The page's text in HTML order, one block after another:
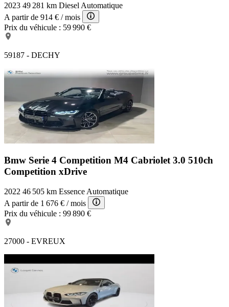
2023 49 281 km Diesel Automatique
A partir de 914 € / mois
Prix du véhicule : 59 990 €
59187 - DECHY
Bmw Serie 4 Competition M4 Cabriolet 3.0 510ch
Competition xDrive
2022 46 505 km Essence Automatique
A partir de 1 676 € / mois
Prix du véhicule : 99 890 €
27000 - EVREUX